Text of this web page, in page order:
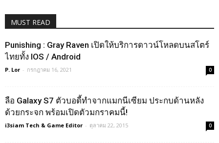
MUST READ
Punishing : Gray Raven เปิดให้บริการดาวน์โหลดบนสโตร์
ไทยทั้ง IOS / Android
P. Lor - กรกฎาคม 16, 2021 0
ลือ Galaxy S7 ตัวบอดี้ทำจากแมกนีเซียม ประกบด้านหลัง
ด้วยกระจก พร้อมเปิดตัวมกราคมนี้!
i3siam Tech & Game Editor - ตุลาคม 22, 2015 0